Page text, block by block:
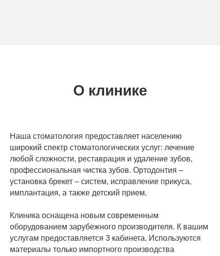
О клинике
Наша стоматология предоставляет населению
широкий спектр стоматологических услуг: лечение
любой сложности, реставрация и удаление зубов,
профессиональная чистка зубов. Ортодонтия –
установка брекет – систем, исправление прикуса,
имплантация, а также детский прием.
Клиника оснащена новым современным
оборудованием зарубежного производителя. К вашим
услугам предоставляется 3 кабинета. Используются
материалы только импортного производства